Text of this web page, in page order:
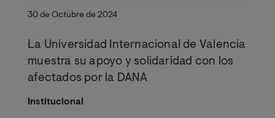
30 de Octubre de 2024
La Universidad Internacional de Valencia
muestra su apoyo y solidaridad con los
afectados por la DANA
Institucional